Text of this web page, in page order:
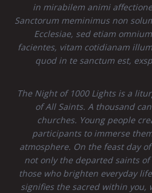
in mirabilem animi
Sanctorum meminimus non
Ecclesiae, sed etiam
facientes, vitam cotidianam
quod in te sanctum est,
The Night of 1000 Lights is a
of All Saints. A thousand
churches. Young people
participants to immerse
atmosphere. On the feast day
not only the departed saints
those who brighten everyday
signifies the sacred within you,